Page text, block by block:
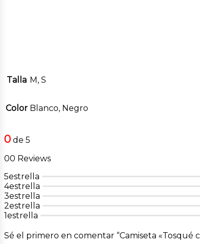
Talla M, S
Color Blanco, Negro
0 de 5
00 Reviews
5estrella
4estrella
3estrella
2estrella
1estrella
Sé el primero en comentar “Camiseta «Tosqué